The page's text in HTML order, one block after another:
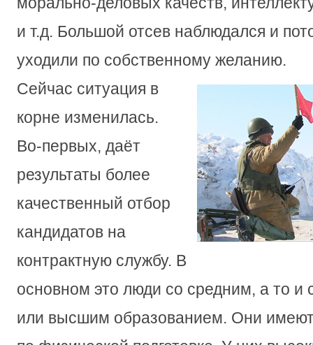
и т.д. Большой отсев наблюдался и
уходили по собственному желанию.
Сейчас ситуация в
корне изменилась.
Во-первых, даёт
результаты более
качественный отбор
кандидатов на
контрактную службу. В
основном это люди со средним, а то
или высшим образованием. Они